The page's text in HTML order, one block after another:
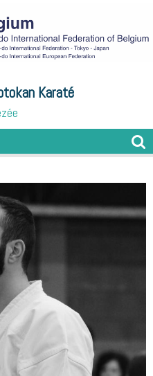
Karaté